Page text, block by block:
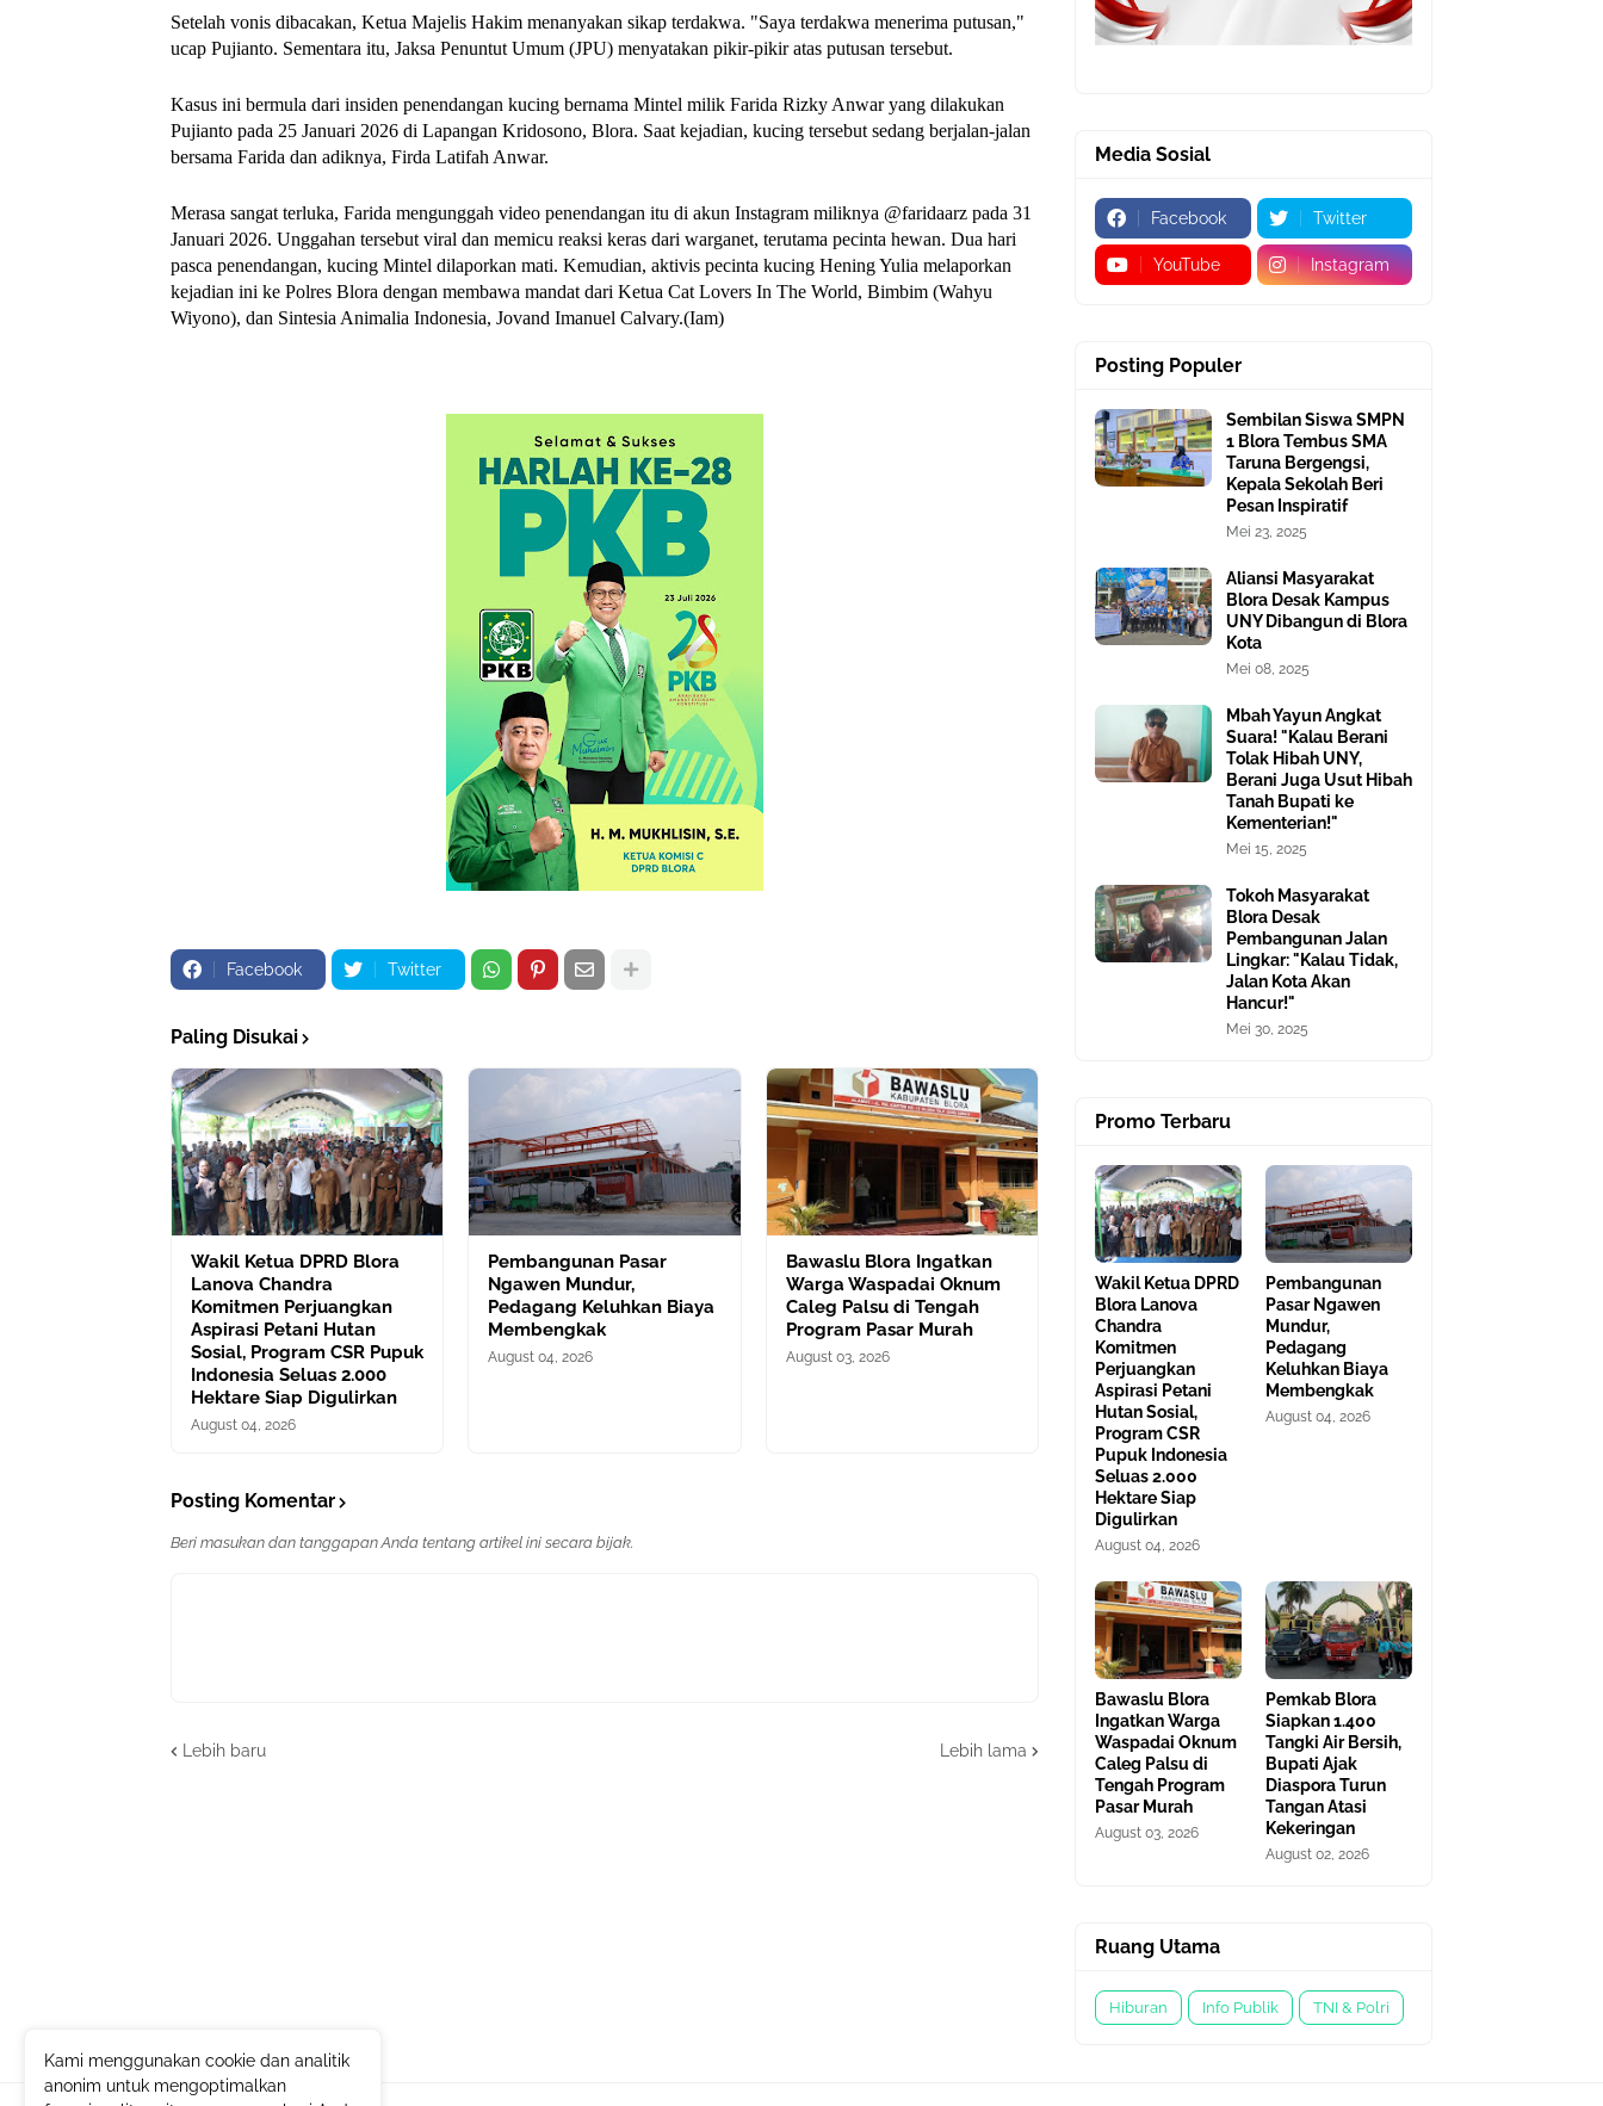
Setelah vonis dibacakan, Ketua Majelis Hakim menanyakan sikap terdakwa. "Saya terdakwa menerima putusan,"
ucap Pujianto. Sementara itu, Jaksa Penuntut Umum (JPU) menyatakan pikir-pikir atas putusan tersebut.
Kasus ini bermula dari insiden penendangan kucing bernama Mintel milik Farida Rizky Anwar yang dilakukan
Pujianto pada 25 Januari 2026 di Lapangan Kridosono, Blora. Saat kejadian, kucing tersebut sedang berjalan-jalan
bersama Farida dan adiknya, Firda Latifah Anwar.
Merasa sangat terluka, Farida mengunggah video penendangan itu di akun Instagram miliknya @faridaarz pada 31
Januari 2026. Unggahan tersebut viral dan memicu reaksi keras dari warganet, terutama pecinta hewan. Dua hari
pasca penendangan, kucing Mintel dilaporkan mati. Kemudian, aktivis pecinta kucing Hening Yulia melaporkan
kejadian ini ke Polres Blora dengan membawa mandat dari Ketua Cat Lovers In The World, Bimbim (Wahyu
Wiyono), dan Sintesia Animalia Indonesia, Jovand Imanuel Calvary.(Iam)
Facebook Twitter
Paling Disukai
Wakil Ketua DPRD Blora
Lanova Chandra
Komitmen Perjuangkan
Aspirasi Petani Hutan
Sosial, Program CSR Pupuk
Indonesia Seluas 2.000
Hektare Siap Digulirkan
August 04, 2026
Pembangunan Pasar
Ngawen Mundur,
Pedagang Keluhkan Biaya
Membengkak
August 04, 2026
Bawaslu Blora Ingatkan
Warga Waspadai Oknum
Caleg Palsu di Tengah
Program Pasar Murah
August 03, 2026
Posting Komentar
Beri masukan dan tanggapan Anda tentang artikel ini secara bijak.
Lebih baru Lebih lama
Media Sosial
Facebook Twitter
YouTube Instagram
Posting Populer
Sembilan Siswa SMPN
1 Blora Tembus SMA
Taruna Bergengsi,
Kepala Sekolah Beri
Pesan Inspiratif
Mei 23, 2025
Aliansi Masyarakat
Blora Desak Kampus
UNY Dibangun di Blora
Kota
Mei 08, 2025
Mbah Yayun Angkat
Suara! "Kalau Berani
Tolak Hibah UNY,
Berani Juga Usut Hibah
Tanah Bupati ke
Kementerian!"
Mei 15, 2025
Tokoh Masyarakat
Blora Desak
Pembangunan Jalan
Lingkar: "Kalau Tidak,
Jalan Kota Akan
Hancur!"
Mei 30, 2025
Promo Terbaru
Wakil Ketua DPRD
Blora Lanova
Chandra
Komitmen
Perjuangkan
Aspirasi Petani
Hutan Sosial,
Program CSR
Pupuk Indonesia
Seluas 2.000
Hektare Siap
Digulirkan
August 04, 2026
Pembangunan
Pasar Ngawen
Mundur,
Pedagang
Keluhkan Biaya
Membengkak
August 04, 2026
Bawaslu Blora
Ingatkan Warga
Waspadai Oknum
Caleg Palsu di
Tengah Program
Pasar Murah
August 03, 2026
Pemkab Blora
Siapkan 1.400
Tangki Air Bersih,
Bupati Ajak
Diaspora Turun
Tangan Atasi
Kekeringan
August 02, 2026
Ruang Utama
Hiburan Info Publik TNI & Polri
Kami menggunakan cookie dan analitik
anonim untuk mengoptimalkan